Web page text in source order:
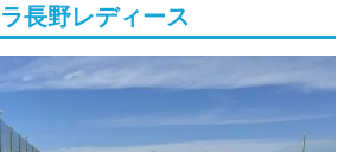
長野レディース